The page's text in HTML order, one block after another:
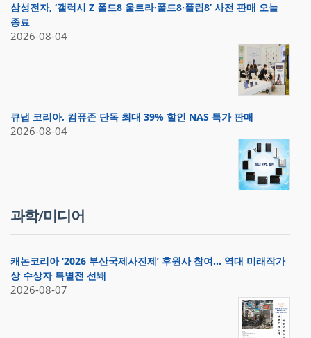
삼성전자, ‘갤럭시 Z 폴드8 울트라·폴드8·플립8’ 사전 판매 오늘
종료
2026-08-04
큐냅 코리아, 컴퓨존 단독 최대 39% 할인 NAS 특가 판매
2026-08-04
과학/미디어
캐논코리아 ‘2026 부산국제사진제’ 후원사 참여… 역대 미래작가
상 수상자 특별전 선봬
2026-08-07